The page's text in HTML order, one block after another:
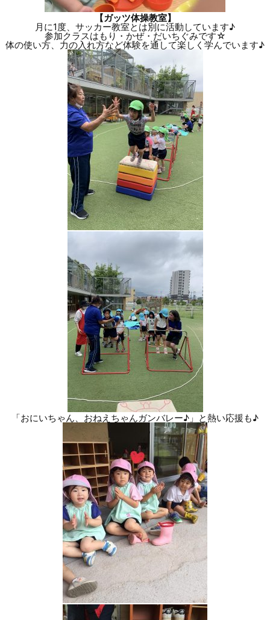
【ガッツ体操教室】
月に1度、サッカー教室とは別に活動しています♪
参加クラスはもり・かぜ・だいちぐみです☆
体の使い方、力の入れ方など体験を通して楽しく学んでいます♪
「おにいちゃん、おねえちゃんガンバレー♪」と熱い応援も♪